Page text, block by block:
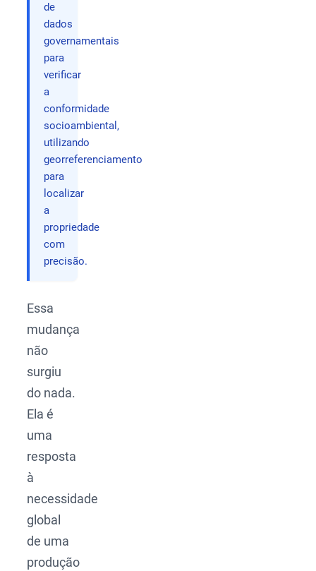
de
dados
governamentais
para
verificar
a
conformidade
socioambiental,
utilizando
georreferenciamento
para
localizar
a
propriedade
com
precisão.
Essa
mudança
não
surgiu
do nada.
Ela é
uma
resposta
à
necessidade
global
de uma
produção